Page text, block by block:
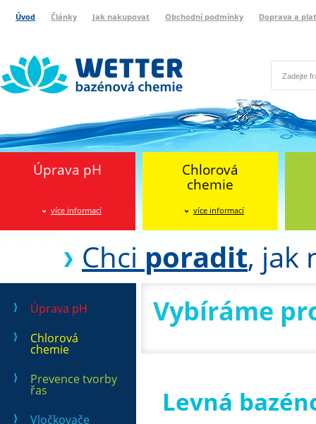
Úvod Články Jak nakupovat Obchodní podmínky Doprava a
Úprava pH
více informací
Chlorová
chemie
více informací
Chci poradit, jak
Úprava pH
Chlorová
chemie
Prevence tvorby
řas
Vločkovače
Vybíráme
Levná